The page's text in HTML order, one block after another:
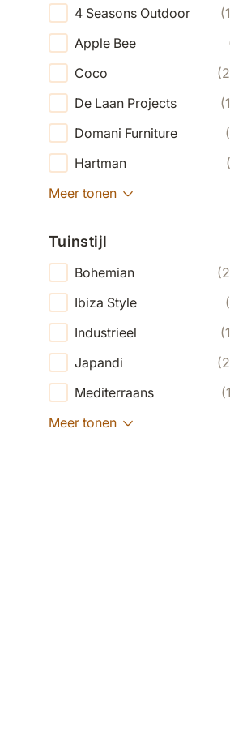
4 Seasons Outdoor
Apple Bee
Coco
De Laan Projects
Domani Furniture
Hartman
Meer tonen
Tuinstijl
Bohemian
Ibiza Style
Industrieel
Japandi
Mediterraans
Meer tonen